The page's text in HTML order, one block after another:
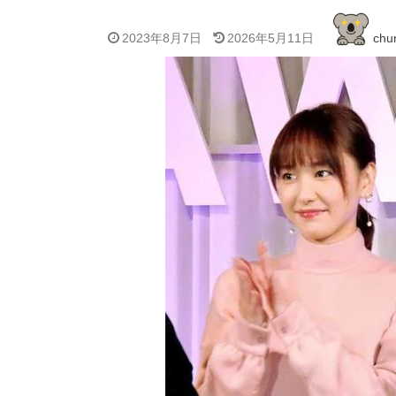
2023年8月7日 2026年5月11日